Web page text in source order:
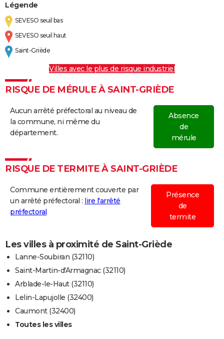
Légende
SEVESO seuil bas
SEVESO seuil haut
Saint-Griède
Villes avec le plus de risque industriel
RISQUE DE MÉRULE À SAINT-GRIÈDE
Aucun arrêté préfectoral au niveau de
la commune, ni même du
département.
Absence
de
mérule
RISQUE DE TERMITE À SAINT-GRIÈDE
Commune entièrement couverte par
un arrêté préfectoral : lire l'arrêté
préfectoral
Présence
de
termite
Les villes à proximité de Saint-Griède
Lanne-Soubiran (32110)
Saint-Martin-d'Armagnac (32110)
Arblade-le-Haut (32110)
Lelin-Lapujolle (32400)
Caumont (32400)
Toutes les villes